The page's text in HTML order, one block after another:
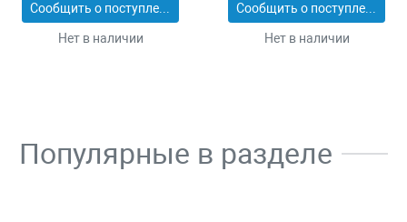
Сообщить о поступлении
Нет в наличии
Сообщить о поступлении
Нет в наличии
Популярные в разделе